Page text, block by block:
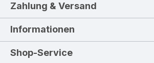
Zahlung & Versand
Informationen
Shop-Service